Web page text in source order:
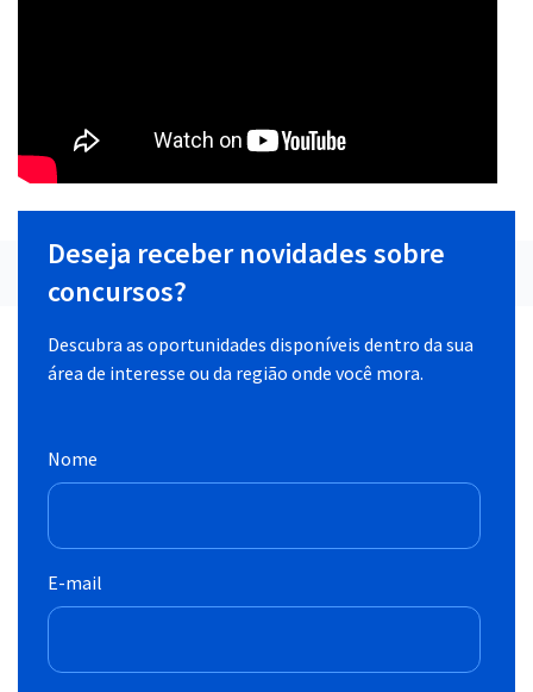
Deseja receber novidades sobre
concursos?
Descubra as oportunidades disponíveis dentro da sua
área de interesse ou da região onde você mora.
Nome
E-mail